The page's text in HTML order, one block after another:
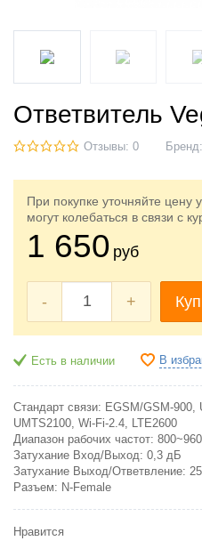
Ответвитель
Отзывы: 0 Бренд:
При покупке уточняйте цену
могут колебаться в связи с
1 650 руб
- +
Есть в наличии В
Стандарт связи: EGSM/GSM-900,
UMTS2100, Wi-Fi-2.4, LTE2600
Диапазон рабочих частот:
Затухание Вход/Выход: 0,3 дБ
Затухание Выход/Ответвление:
Разъем: N-Female
Нравится